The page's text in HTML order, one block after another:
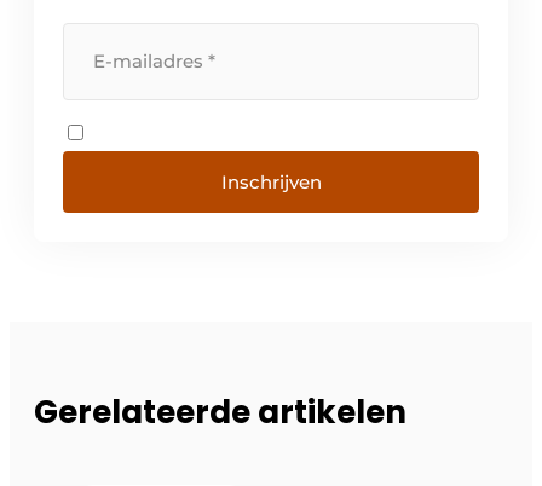
Inschrijven
Gerelateerde artikelen